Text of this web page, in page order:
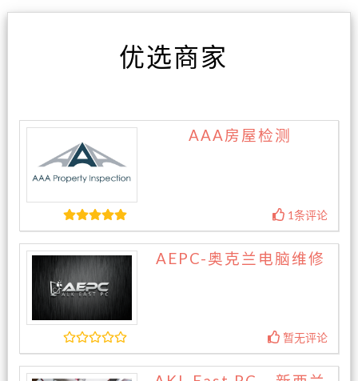
优选商家
AAA房屋检测
1条评论
AEPC-奥克兰电脑维修
暂无评论